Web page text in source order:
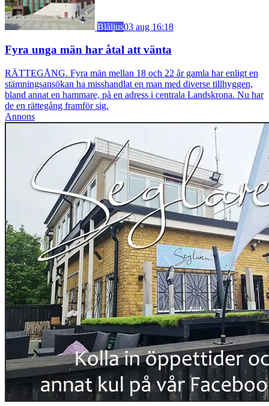
Blåljus03 aug 16:18
Fyra unga män har åtal att vänta
RÄTTEGÅNG. Fyra män mellan 18 och 22 år gamla har enligt en
stämningsansökan ha misshandlat en man med diverse tillhyggen,
bland annat en hammare, på en adress i centrala Landskrona. Nu har
de en rättegång framför sig.
Annons